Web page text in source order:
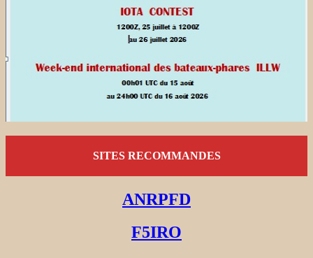
SITES RECOMMANDES
ANRPFD
F5IRO